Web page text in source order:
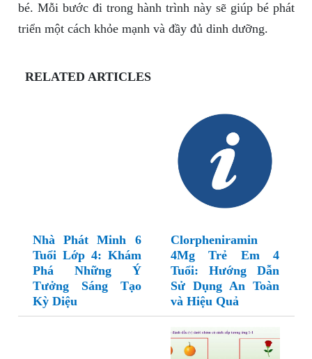
bé. Mỗi bước đi trong hành trình này sẽ giúp bé phát
triển một cách khỏe mạnh và đầy đủ dinh dưỡng.
RELATED ARTICLES
Nhà Phát Minh 6
Tuổi Lớp 4: Khám
Phá Những Ý
Tưởng Sáng Tạo
Kỳ Diệu
Clorpheniramin
4Mg Trẻ Em 4
Tuổi: Hướng Dẫn
Sử Dụng An Toàn
và Hiệu Quả